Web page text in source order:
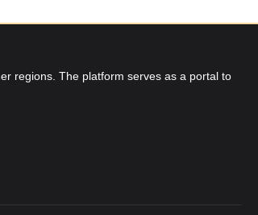
regions. The platform serves as a portal to